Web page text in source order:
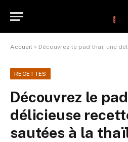
Accueil » Découvrez le pad thaï, une délicieuse
RECETTES
Découvrez le
délicieuse
sautées à la